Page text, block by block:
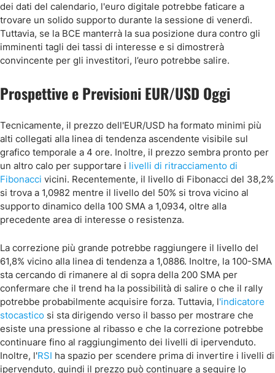
dei dati del calendario, l'euro digitale potrebbe faticare a
trovare un solido supporto durante la sessione di venerdì.
Tuttavia, se la BCE manterrà la sua posizione dura contro gli
imminenti tagli dei tassi di interesse e si dimostrerà
convincente per gli investitori, l’euro potrebbe salire.
Prospettive e Previsioni EUR/USD Oggi
Tecnicamente, il prezzo dell'EUR/USD ha formato minimi più
alti collegati alla linea di tendenza ascendente visibile sul
grafico temporale a 4 ore. Inoltre, il prezzo sembra pronto per
un altro calo per supportare i livelli di ritracciamento di
Fibonacci vicini. Recentemente, il livello di Fibonacci del 38,2%
si trova a 1,0982 mentre il livello del 50% si trova vicino al
supporto dinamico della 100 SMA a 1,0934, oltre alla
precedente area di interesse o resistenza.
La correzione più grande potrebbe raggiungere il livello del
61,8% vicino alla linea di tendenza a 1,0886. Inoltre, la 100-SMA
sta cercando di rimanere al di sopra della 200 SMA per
confermare che il trend ha la possibilità di salire o che il rally
potrebbe probabilmente acquisire forza. Tuttavia, l'indicatore
stocastico si sta dirigendo verso il basso per mostrare che
esiste una pressione al ribasso e che la correzione potrebbe
continuare fino al raggiungimento dei livelli di ipervenduto.
Inoltre, l'RSI ha spazio per scendere prima di invertire i livelli di
ipervenduto, quindi il prezzo può continuare a seguire lo